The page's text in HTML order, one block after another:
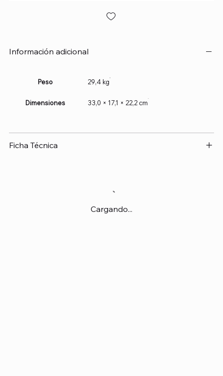
Información adicional
Peso 29,4 kg
Dimensiones 33,0 × 17,1 × 22,2 cm
Ficha Técnica
Cargando...